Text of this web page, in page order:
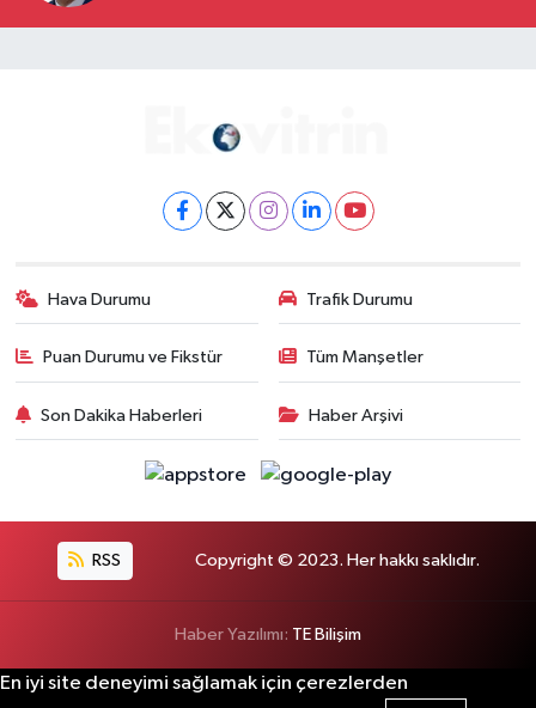
Hava Durumu Trafik Durumu
Puan Durumu ve Fikstür Tüm Manşetler
Son Dakika Haberleri Haber Arşivi
RSS Copyright © 2023. Her hakkı saklıdır.
Haber Yazılımı: TE Bilişim
En iyi site deneyimi sağlamak için çerezlerden